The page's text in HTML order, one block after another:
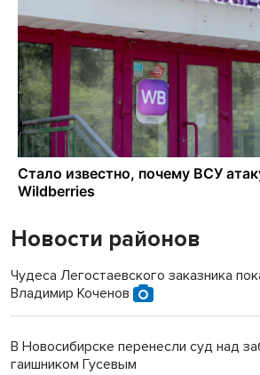
Новости районов
Чудеса Легостаевского заказника
Владимир Коченов
В Новосибирске перенесли суд над
гаишником Гусевым